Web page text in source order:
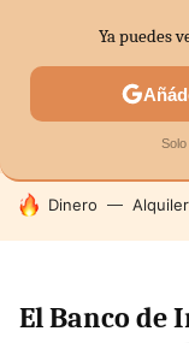
SECTORES
HOY SE HABLA DE
Dinero Alquiler
El Banco de
Ya puedes